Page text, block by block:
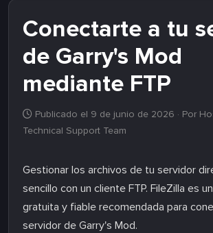
Conectarte a tu
de Garry's Mod
mediante FTP
Publicado el 9 de junio de 2026 · Por
Technical Support Team
Gestionar los archivos de tu servidor
sencillo con un cliente FTP. FileZilla es
gratuita y fiable recomendada para
servidor de Garry's Mod.